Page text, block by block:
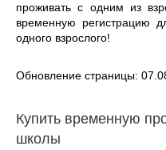
проживать с одним из
временную регистрацию
одного взрослого!
Обновление страницы:
Купить временную
школы